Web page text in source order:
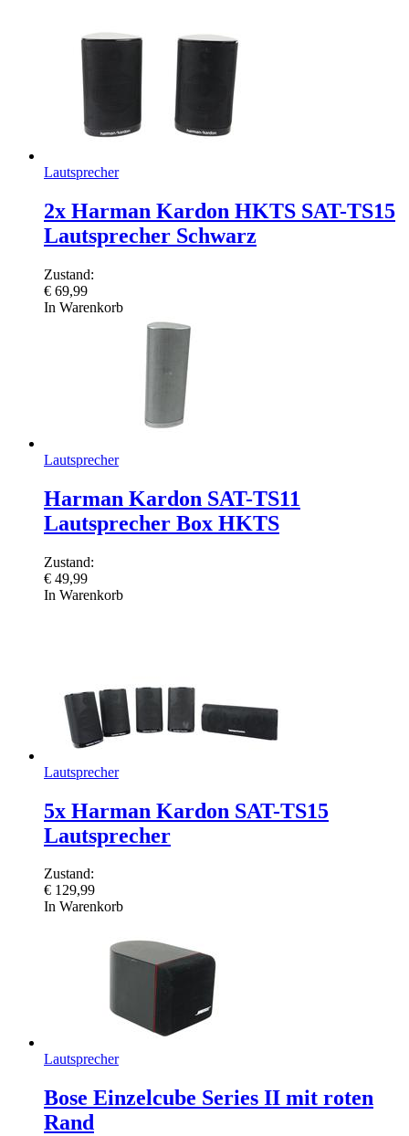
Lautsprecher
2x Harman Kardon HKTS SAT-TS15
Lautsprecher Schwarz
Zustand:
€ 69,99
In Warenkorb
Lautsprecher
Harman Kardon SAT-TS11
Lautsprecher Box HKTS
Zustand:
€ 49,99
In Warenkorb
Lautsprecher
5x Harman Kardon SAT-TS15
Lautsprecher
Zustand:
€ 129,99
In Warenkorb
Lautsprecher
Bose Einzelcube Series II mit roten
Rand